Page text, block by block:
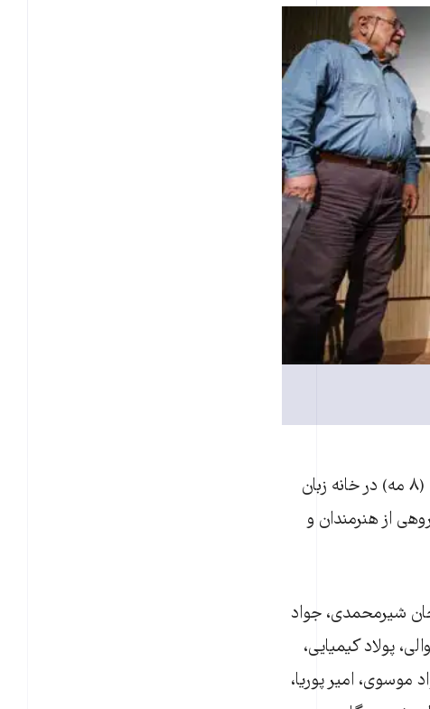
مستند «وقت رو به انتها است» برای نخستین بار شامگاه پنجشنبه ۱۸ اردیبهشت (۸ مه) در خانه زبان
از هنرمندان و
شیرمحمدی، جواد
پولاد کیمیایی،
موسوی، امیر پوریا،